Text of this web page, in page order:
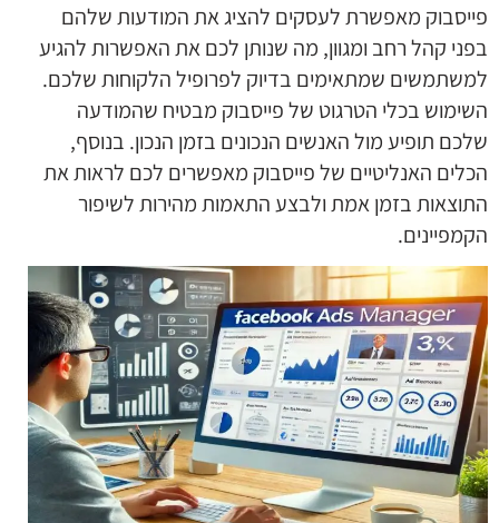
פייסבוק מאפשרת לעסקים להציג את המודעות שלהם
בפני קהל רחב ומגוון, מה שנותן לכם את האפשרות להגיע
למשתמשים שמתאימים בדיוק לפרופיל הלקוחות שלכם.
השימוש בכלי הטרגוט של פייסבוק מבטיח שהמודעה
שלכם תופיע מול האנשים הנכונים בזמן הנכון. בנוסף,
הכלים האנליטיים של פייסבוק מאפשרים לכם לראות את
התוצאות בזמן אמת ולבצע התאמות מהירות לשיפור
הקמפיינים.